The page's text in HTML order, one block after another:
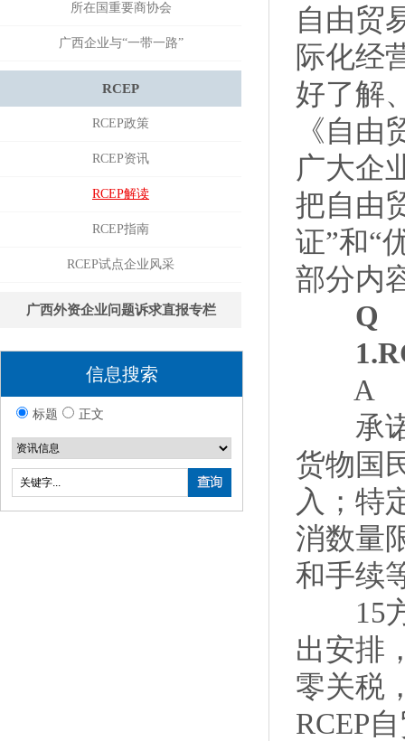
所在国重要商协会
广西企业与“一带一路”
RCEP
RCEP政策
RCEP资讯
RCEP解读
RCEP指南
RCEP试点企业风采
广西外资企业问题诉求直报专栏
信息搜索
标题 正文
自由贸
际化经
好了解
《自
广大企
把自由
证”和“
部分内
Q
A
承诺
货物国
入；特
消数量
和手续
15方
出安排
零关税
RCEP